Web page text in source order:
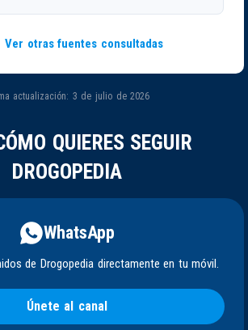
Ver otras fuentes consultadas
actualización: 3 de julio de 2026
QUIERES SEGUIR
DROGOPEDIA
WhatsApp
de Drogopedia directamente en tu móvil.
Únete al canal